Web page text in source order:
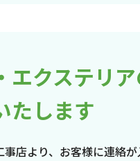
エクステリ
たします
事店より、お客様に連絡